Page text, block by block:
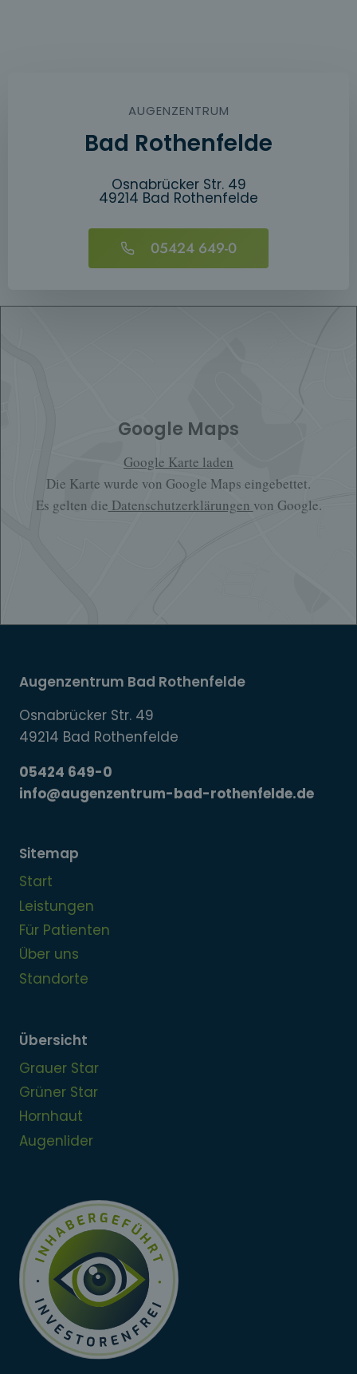
AUGENZENTRUM
Bad Rothenfelde
Osnabrücker Str. 49
49214 Bad Rothenfelde
05424 649-0
Google Maps
Google Karte laden
Die Karte wurde von Google Maps eingebettet.
Es gelten die Datenschutzerklärungen von Google.
Augenzentrum Bad Rothenfelde
Osnabrücker Str. 49
49214 Bad Rothenfelde
05424 649-0
info@augenzentrum-bad-rothenfelde.de
Sitemap
Start
Leistungen
Für Patienten
Über uns
Standorte
Übersicht
Grauer Star
Grüner Star
Hornhaut
Augenlider